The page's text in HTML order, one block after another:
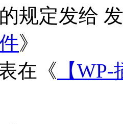
规定发给
》
在《 【